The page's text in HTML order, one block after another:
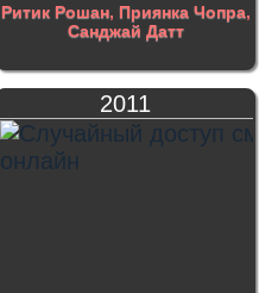
Ритик Рошан, Приянка Чопра,
Санджай Датт
2011